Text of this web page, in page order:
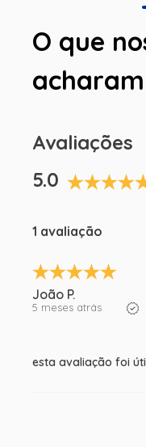
O que
Avaliações
5.0
1 avaliação
João P.
5 meses atrás
esta avaliação foi